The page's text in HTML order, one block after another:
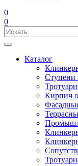
0
0
Каталог
Ступени
Кирпич